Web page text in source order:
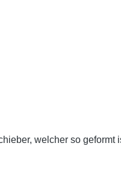
welcher so